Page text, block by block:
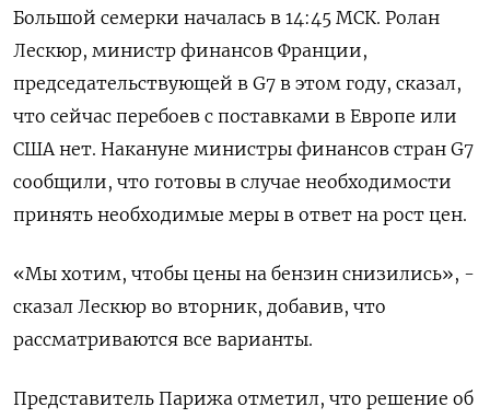
Большой семерки началась в 14:45 МСК. Ролан
Лескюр, министр финансов Франции,
председательствующей в G7 в этом ​году, сказал,
что ​сейчас перебоев ‌с поставками в Европе или
США нет. Накануне министры финансов стран G7
​сообщили, что готовы в случае необходимости
принять необходимые меры в ответ на рост цен.
«Мы хотим, чтобы цены на бензин снизились», -
сказал Лескюр во вторник, добавив, что
рассматриваются все варианты.
Представитель Парижа отметил, что решение об